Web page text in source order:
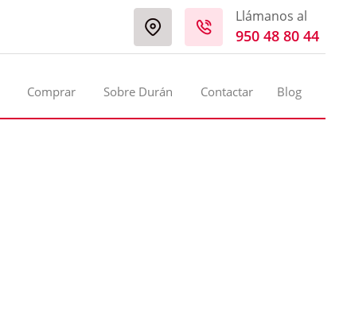
Llámanos al
950 48 80 44
Comprar Sobre Durán Contactar Blog